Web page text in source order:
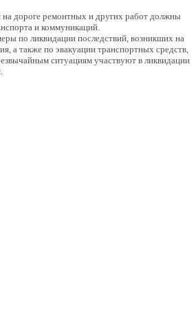
дороге ремонтных и других работ должны
и коммуникаций.
по ликвидации последствий, возникших на
а также по эвакуации транспортных средств,
ситуациям участвуют в ликвидации